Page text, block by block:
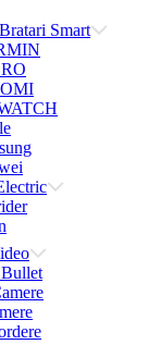
Smart